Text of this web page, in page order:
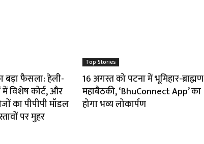
बड़ा फैसला: हेली-
में विशेष कोर्ट, और
का पीपीपी मॉडल
पर मुहर
Top Stories
16 अगस्त को पटना में भूमिहार-ब्राह्मण
महाबैठकी, ‘BhuConnect App’ का
होगा भव्य लोकार्पण